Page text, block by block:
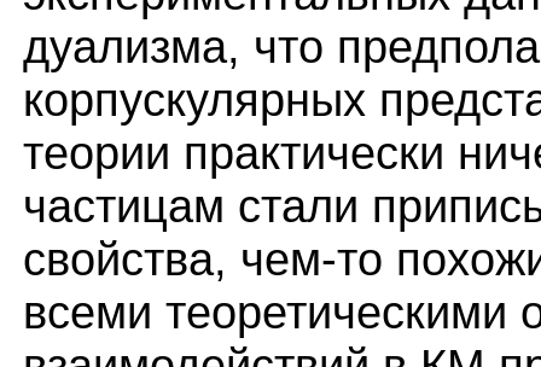
дуализма, что
корпускулярных
теории практически
частицам стали
свойства, чем-то
всеми теоретическими